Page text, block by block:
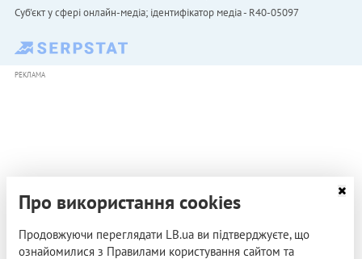
Cуб'єкт у сфері онлайн-медіа; ідентифікатор медіа - R40-05097
РЕКЛАМА
Про використання cookies
Продовжуючи переглядати LB.ua ви підтверджуєте, що
ознайомилися з Правилами користування сайтом та